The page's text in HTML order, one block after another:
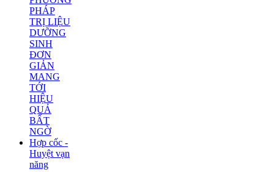
PHÁP
TRỊ LIỆU
DƯỠNG
SINH
ĐƠN
GIẢN
MANG
TỚI
HIỆU
QUẢ
BẤT
NGỜ
Hợp cốc -
Huyệt vạn
năng